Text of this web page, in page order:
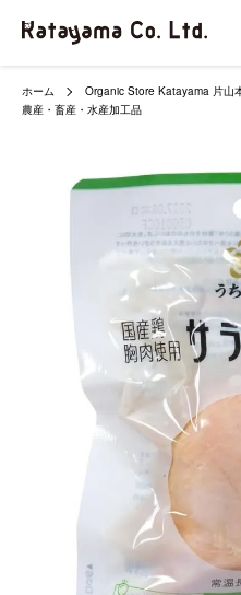
ホーム
Organic Store Katayama 片山
農産・畜産・水産加工品